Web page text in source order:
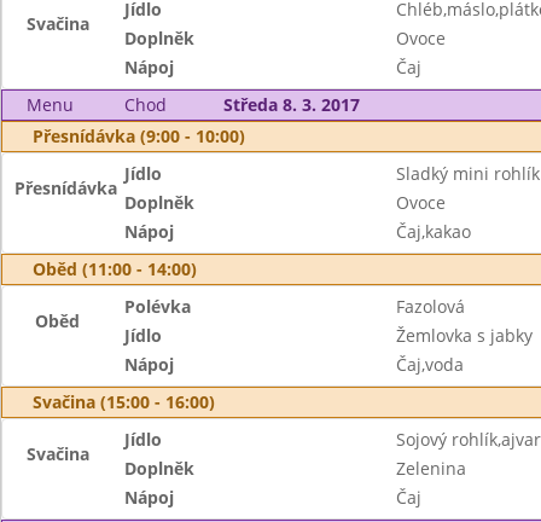
Svačina
Jídlo
Doplněk
Ovoce
Nápoj
Čaj
Menu
Chod
Středa 8. 3. 2017
Přesnídávka (9:00 - 10:00)
Přesnídávka
Jídlo
Sladký mini rohlík
Doplněk
Ovoce
Nápoj
Čaj,kakao
Oběd (11:00 - 14:00)
Oběd
Polévka
Fazolová
Jídlo
Žemlovka s jabky
Nápoj
Čaj,voda
Svačina (15:00 - 16:00)
Svačina
Jídlo
Sojový
Doplněk
Zelenina
Nápoj
Čaj